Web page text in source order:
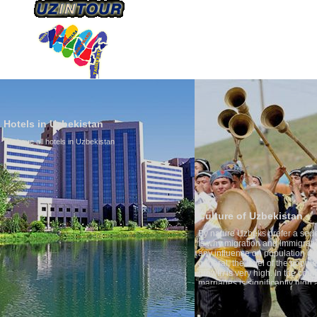
Hotels in Uzbekistan
We have all hotels in Uzbekistan
Culture of Uzbekistan
By nature Uzbeks prefer a
is why migration and
any influence on population
general, the level of the
growth is very high. In the
marriages is significantly high
percentage of divorce cases
in the world. According to
family is regarded as